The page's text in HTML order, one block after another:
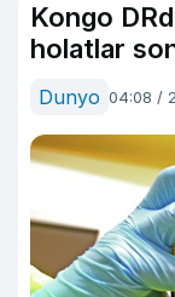
Kongo
holatlar
Dunyo 04:08 /